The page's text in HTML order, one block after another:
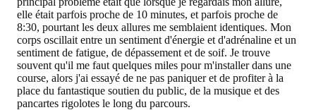
elle était parfois proche de 10 minutes, et parfois proche de
8:30, pourtant les deux allures me semblaient identiques. Mon
corps oscillait entre un sentiment d'énergie et d'adrénaline et un
sentiment de fatigue, de dépassement et de soif. Je trouve
souvent qu'il me faut quelques miles pour m'installer dans une
course, alors j'ai essayé de ne pas paniquer et de profiter à la
place du fantastique soutien du public, de la musique et des
pancartes rigolotes le long du parcours.